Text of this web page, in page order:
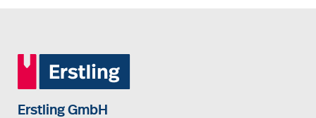
Erstling GmbH